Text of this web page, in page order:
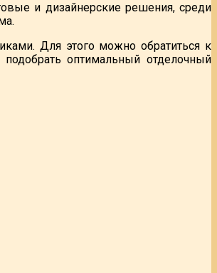
и дизайнерские решения, среди
Для этого можно обратиться к
оптимальный отделочный